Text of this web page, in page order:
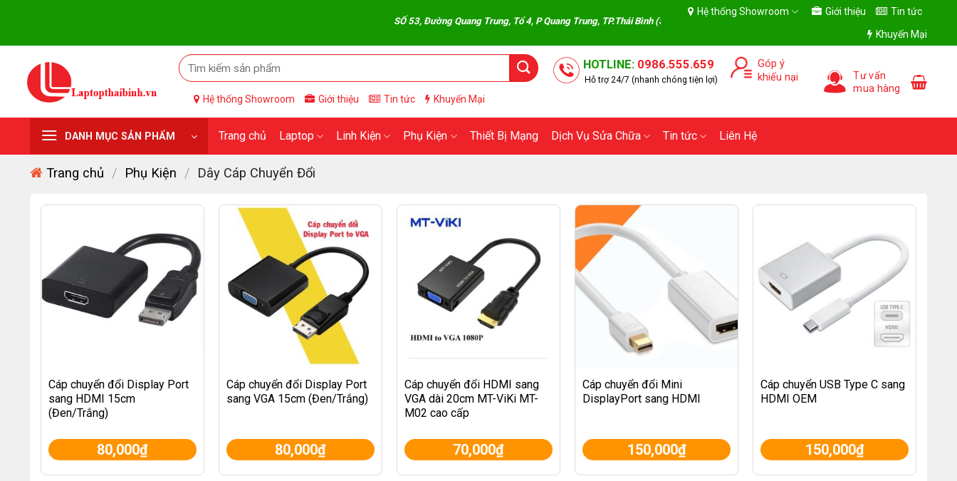
content
SỐ 53, Đường Quang Trung, Tổ 4, P Quang Trung, TP.Thái Bình (Số 53, Đường Quang Trung, Phường Trần Hưng Đạo, Tỉnh Hưng Yên)- Giờ
Hệ thống Showroom Giới thiệu
Tin tức
Khuyến Mại
HOTLINE:0986.555.659
Hỗ trợ 24/7 (nhanh chóng tiện lợi)
Góp ý
khiếu nại
Hệ thống Showroom Giới thiệu Tin tức Khuyến Mại
Tư vấn
mua hàng
DANH MỤC SẢN PHẨM Trang chủ Laptop Linh Kiện Phụ Kiện Thiết Bị Mạng Dịch Vụ Sửa Chữa Tin tức Liên Hệ
Trang chủ / Phụ Kiện / Dây Cáp Chuyển Đổi
Cáp chuyển đổi Display Port
sang HDMI 15cm
(Đen/Trắng)
80,000₫
Cáp chuyển đổi Display Port
sang VGA 15cm (Đen/Trắng)
80,000₫
Cáp chuyển đổi HDMI sang
VGA dài 20cm MT-ViKi MT-
M02 cao cấp
70,000₫
Cáp chuyển đổi Mini
DisplayPort sang HDMI
150,000₫
Cáp chuyển USB Type C sang
HDMI OEM
150,000₫